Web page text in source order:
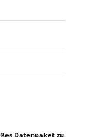
Datenpaket zu